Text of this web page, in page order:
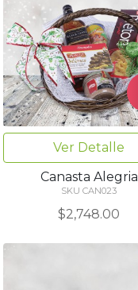
Ver Detalle
Canasta Alegria
SKU CAN023
$2,748.00